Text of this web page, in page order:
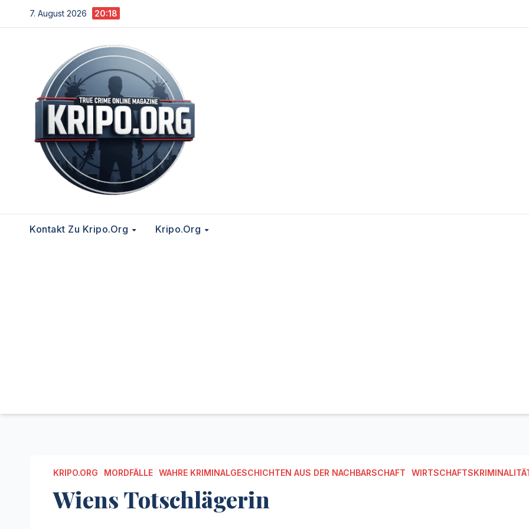
Inhalt
7. August 2026 20:18
Kontakt Zu Kripo.org Kripo.org
KRIPO.ORG MORDFÄLLE WAHRE KRIMINALGESCHICHTEN AUS DER NACHBARSCHAFT
Wiens Totschlägerin